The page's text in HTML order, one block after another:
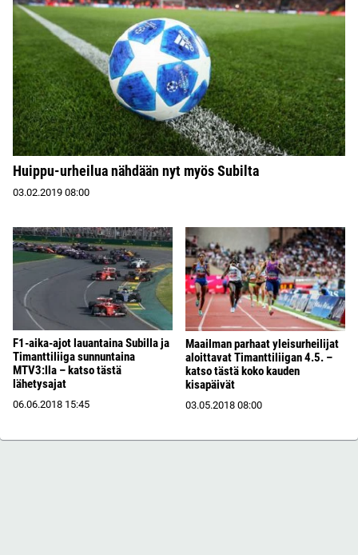
Huippu-urheilua nähdään nyt myös Subilta
03.02.2019 08:00
F1-aika-ajot lauantaina Subilla ja
Timanttiliiga sunnuntaina
MTV3:lla – katso tästä
lähetysajat
06.06.2018 15:45
Maailman parhaat yleisurheilijat
aloittavat Timanttiliigan 4.5. –
katso tästä koko kauden
kisapäivät
03.05.2018 08:00